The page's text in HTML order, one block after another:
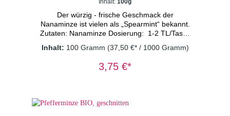
Der würzig - frische Geschmack der
Nanaminze ist vielen als „Spearmint“ bekannt.
Zutaten: Nanaminze Dosierung: 1-2 TL/Tasse
8-10 Minuten Wichtiger Hinweis: Kräutertee
aufgießen und 8-10 Minuten ziehen lassen.
Inhalt: 100 Gramm (37,50 €* / 1000 Gramm)
3,75 €*